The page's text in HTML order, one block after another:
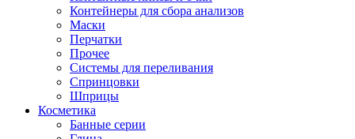
Контейнеры для сбора анализов
Маски
Перчатки
Прочее
Системы для переливания
Спринцовки
Шприцы
Косметика
Банные серии